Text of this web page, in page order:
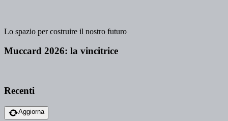
Lo spazio per costruire il nostro futuro
Muccard 2026: la vincitrice
Recenti
Aggiorna